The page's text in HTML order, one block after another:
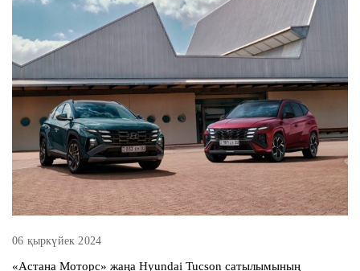
06 қыркүйек 2024
«Астана Моторс» жаңа Hyundai Tucson сатылымының